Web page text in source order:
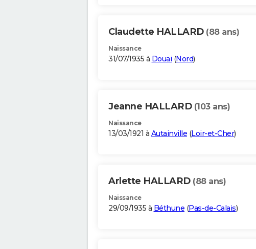
Claudette HALLARD (88 ans)
Naissance
31/07/1935 à Douai (Nord)
Jeanne HALLARD (103 ans)
Naissance
13/03/1921 à Autainville (Loir-et-Cher)
Arlette HALLARD (88 ans)
Naissance
29/09/1935 à Béthune (Pas-de-Calais)